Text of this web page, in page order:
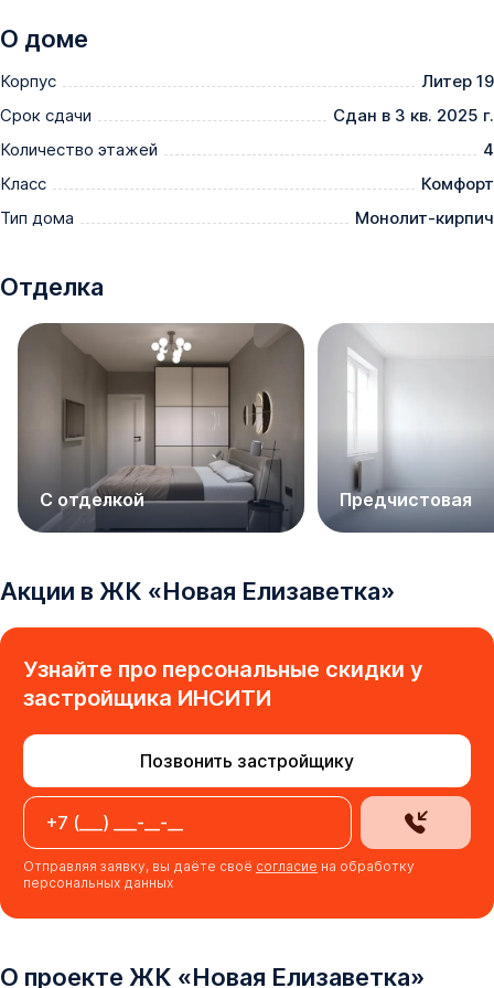
О доме
Корпус
Литер 19
Срок сдачи
Сдан в 3 кв. 2025 г.
Количество этажей
4
Класс
Комфорт
Тип дома
Монолит-кирпич
Отделка
С отделкой Предчистовая
Акции в ЖК «Новая Елизаветка»
Узнайте про персональные скидки у
застройщика ИНСИТИ
Позвонить застройщику
Отправляя заявку, вы даёте своё согласие на обработку
персональных данных
О проекте ЖК «Новая Елизаветка»